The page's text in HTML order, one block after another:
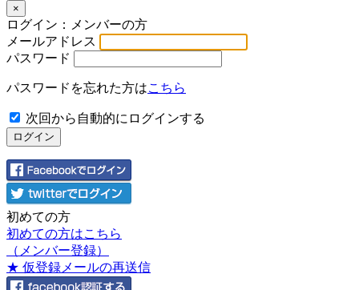
×
ログイン：メンバーの方
メールアドレス
パスワード
パスワードを忘れた方はこちら
次回から自動的にログインする
初めての方
初めての方はこちら
（メンバー登録）
★ 仮登録メールの再送信